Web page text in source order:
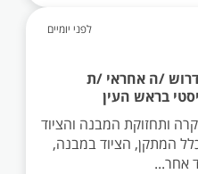
לפני יומיים
/ה אחראי /ת
בראש העין
ותחזוקת המבנה והציוד
המתקן, הציוד במבנה,
אחר...